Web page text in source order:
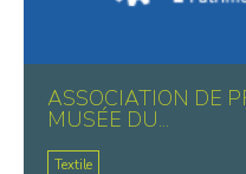
ASSOCIATION DE
MUSÉE DU...
Textile